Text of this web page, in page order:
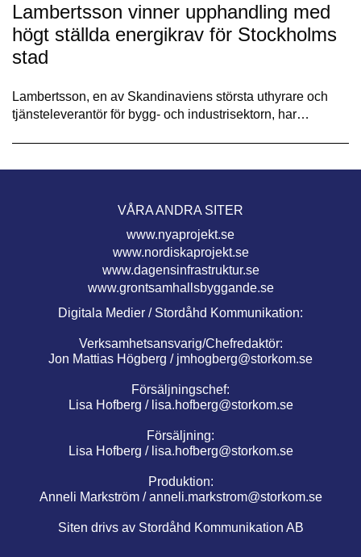
Lambertsson vinner upphandling med
högt ställda energikrav för Stockholms
stad
Lambertsson, en av Skandinaviens största uthyrare och
tjänsteleverantör för bygg- och industrisektorn, har…
VÅRA ANDRA SITER
www.nyaprojekt.se
www.nordiskaprojekt.se
www.dagensinfrastruktur.se
www.grontsamhallsbyggande.se
Digitala Medier / Stordåhd Kommunikation:
Verksamhetsansvarig/Chefredaktör:
Jon Mattias Högberg / jmhogberg@storkom.se
Försäljningschef:
Lisa Hofberg / lisa.hofberg@storkom.se
Försäljning:
Lisa Hofberg / lisa.hofberg@storkom.se
Produktion:
Anneli Markström /anneli.markstrom@storkom.se
Siten drivs av Stordåhd Kommunikation AB